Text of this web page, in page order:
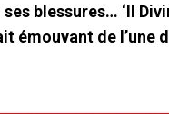
blessures… ‘Il
émouvant de l’une